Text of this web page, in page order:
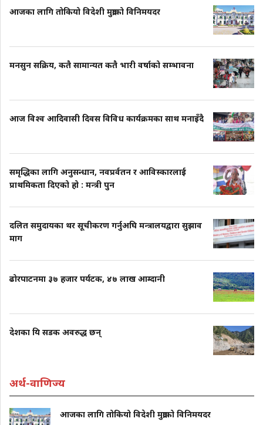
आजका लागि तोकियो विदेशी मुद्राको विनिमयदर
मनसुन सक्रिय, कतै सामान्यत कतै भारी वर्षाको सम्भावना
आज विश्व आदिवासी दिवस विविध कार्यक्रमका साथ मनाइँदै
समृद्धिका लागि अनुसन्धान, नवप्रर्वतन र आविस्कारलाई
प्राथमिकता दिएको हो : मन्त्री पुन
दलित समुदायका थर सूचीकरण गर्नुअघि मन्त्रालयद्वारा सुझाव
माग
ढोरपाटनमा ३७ हजार पर्यटक, ४७ लाख आम्दानी
देशका यि सडक अवरुद्ध छन्
अर्थ-वाणिज्य
आजका लागि तोकियो विदेशी मुद्राको विनिमयदर